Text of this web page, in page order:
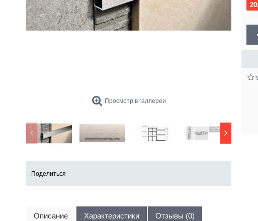
Просмотр в галлереи
Поделиться
Описание Характеристики Отзывы (0)